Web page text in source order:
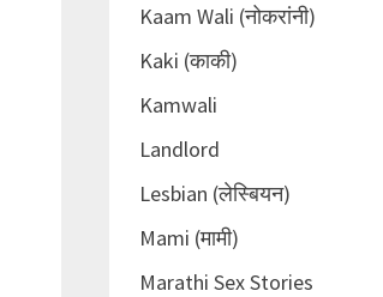
Kaam Wali (नोकरांनी)
Kaki (काकी)
Kamwali
Landlord
Lesbian (लेस्बियन)
Mami (मामी)
Marathi Sex Stories